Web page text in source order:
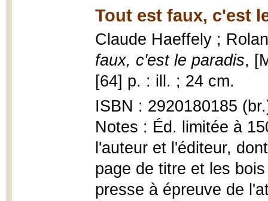
Tout est faux, c'est
Claude Haeffely ;
faux, c'est le paradis,
[64] p. : ill. ; 24 cm.
ISBN : 2920180185
Notes : Éd. limitée à
l'auteur et l'éditeur,
page de titre et les
presse à épreuve de